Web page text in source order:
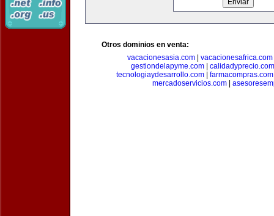
Otros dominios en venta:
vacacionesasia.com
vacacionesafrica.com
gestiondelapyme.com
calidadyprecio.com
tecnologiaydesarrollo.com
farmacompras.com
mercadoservicios.com|